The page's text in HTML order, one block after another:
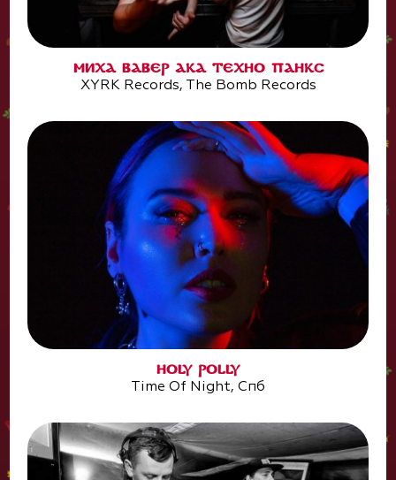
МИХА ВАВЕР АКА ТЕХНО ПАНКС
XYRK Records, The Bomb Records
HOLY POLLY
Time Of Night, Спб